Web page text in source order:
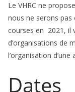
Le VHRC ne
nous ne serons pas
courses en 2021, il
d’organisations de
l’organisation
Dates